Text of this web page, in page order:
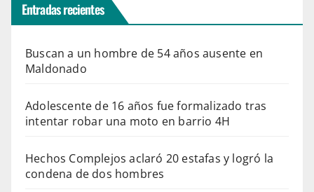
Entradas recientes
Buscan a un hombre de 54 años ausente en
Maldonado
Adolescente de 16 años fue formalizado tras
intentar robar una moto en barrio 4H
Hechos Complejos aclaró 20 estafas y logró la
condena de dos hombres